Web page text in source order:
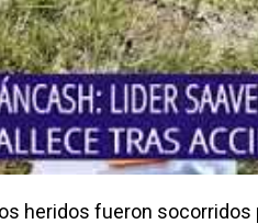
heridos fueron socorridos